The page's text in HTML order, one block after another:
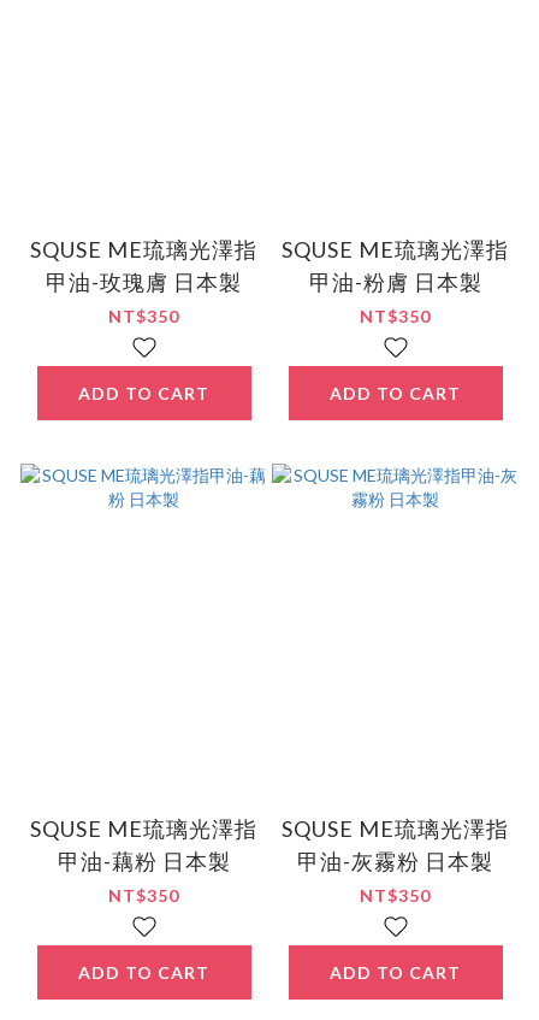
SQUSE ME琉璃光澤指
甲油-玫瑰膚 日本製
NT$350
ADD TO CART
SQUSE ME琉璃光澤指
甲油-粉膚 日本製
NT$350
ADD TO CART
SQUSE ME琉璃光澤指
甲油-藕粉 日本製
NT$350
ADD TO CART
SQUSE ME琉璃光澤指
甲油-灰霧粉 日本製
NT$350
ADD TO CART